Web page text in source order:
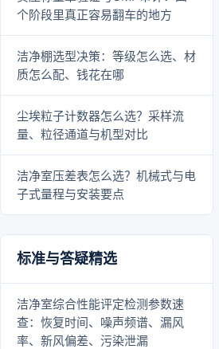
个阶段里真正容易翻车的地方
洁净棚选型决策：等级怎么选、材
质怎么配、钱花在哪
尘埃粒子计数器怎么选？采样流
量、粒径通道与机型对比
洁净室压差表怎么选？机械式与电
子式量程与安装要点
标准与答疑精选
洁净室综合性能评定检测参数速
查：恢复时间、噪声频谱、漏风
率、新风偏差、污染泄漏